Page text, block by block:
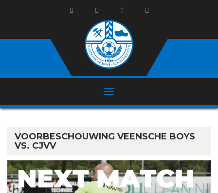
VOORBESCHOUWING VEENSCHE BOYS
VS. CJVV